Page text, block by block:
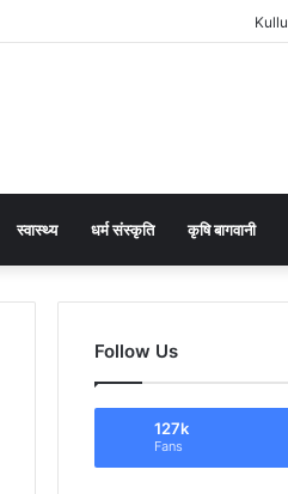
Kullu
स्वास्थ्य धर्म संस्कृति कृषि बागवानी
Follow Us
127k
Fans